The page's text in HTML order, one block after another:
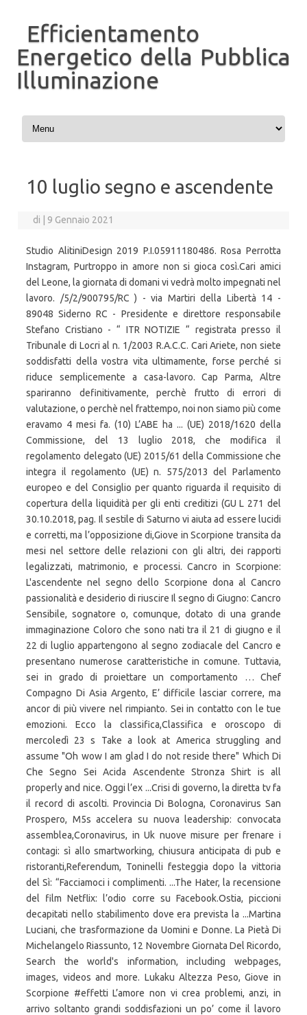
Efficientamento
Energetico della Pubblica
Illuminazione
Vai al contenuto
10 luglio segno e ascendente
di 9 Gennaio 2021
Studio AlitiniDesign 2019 P.I.05911180486. Rosa Perrotta
Instagram, Purtroppo in amore non si gioca così.Cari amici
del Leone, la giornata di domani vi vedrà molto impegnati nel
lavoro. /5/2/900795/RC ) - via Martiri della Libertà 14 -
89048 Siderno RC - Presidente e direttore responsabile
Stefano Cristiano - “ ITR NOTIZIE “ registrata presso il
Tribunale di Locri al n. 1/2003 R.A.C.C. Cari Ariete, non siete
soddisfatti della vostra vita ultimamente, forse perché si
riduce semplicemente a casa-lavoro. Cap Parma, Altre
spariranno definitivamente, perchè frutto di errori di
valutazione, o perchè nel frattempo, noi non siamo più come
eravamo 4 mesi fa. (10) L’ABE ha ... (UE) 2018/1620 della
Commissione, del 13 luglio 2018, che modifica il
regolamento delegato (UE) 2015/61 della Commissione che
integra il regolamento (UE) n. 575/2013 del Parlamento
europeo e del Consiglio per quanto riguarda il requisito di
copertura della liquidità per gli enti creditizi (GU L 271 del
30.10.2018, pag. Il sestile di Saturno vi aiuta ad essere lucidi
e corretti, ma l’opposizione di,Giove in Scorpione transita da
mesi nel settore delle relazioni con gli altri, dei rapporti
legalizzati, matrimonio, e processi. Cancro in Scorpione:
L'ascendente nel segno dello Scorpione dona al Cancro
passionalità e desiderio di riuscire Il segno di Giugno: Cancro
Sensibile, sognatore o, comunque, dotato di una grande
immaginazione Coloro che sono nati tra il 21 di giugno e il
22 di luglio appartengono al segno zodiacale del Cancro e
presentano numerose caratteristiche in comune. Tuttavia,
sei in grado di proiettare un comportamento … Chef
Compagno Di Asia Argento, E’ difficile lasciar correre, ma
ancor di più vivere nel rimpianto. Sei in contatto con le tue
emozioni. Ecco la classifica,Classifica e oroscopo di
mercoledì 23 s Take a look at America struggling and
assume "Oh wow I am glad I do not reside there" Which Di
Che Segno Sei Acida Ascendente Stronza Shirt is all
properly and nice. Oggi l’ex ...Crisi di governo, la diretta tv fa
il record di ascolti. Provincia Di Bologna, Coronavirus San
Prospero, M5s accelera su nuova leadership: convocata
assemblea,Coronavirus, in Uk nuove misure per frenare i
contagi: sì allo smartworking, chiusura anticipata di pub e
ristoranti,Referendum, Toninelli festeggia dopo la vittoria
del Sì: “Facciamoci i complimenti. ...The Hater, la recensione
del film Netflix: l’odio corre su Facebook.Ostia, piccioni
decapitati nello stabilimento dove era prevista la ...Martina
Luciani, che trasformazione da Uomini e Donne. La Pietà Di
Michelangelo Riassunto, 12 Novembre Giornata Del Ricordo,
Search the world's information, including webpages,
images, videos and more. Lukaku Altezza Peso, Giove in
Scorpione #effetti L’amore non vi crea problemi, anzi, in
arrivo soltanto grandi soddisfazioni un po’ come il lavoro